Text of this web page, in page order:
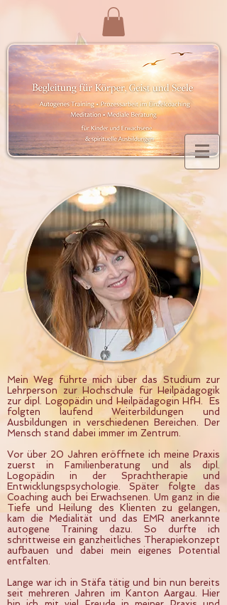
Mein Weg führte mich über das Studium zur
Lehrperson zur Hochschule für Heilpädagogik
zur dipl. Logopädin und Heilpädagogin HfH. Es
folgten laufend Weiterbildungen und
Ausbildungen in verschiedenen Bereichen. Der
Mensch stand dabei immer im Zentrum.
Vor über 20 Jahren eröffnete ich meine Praxis
zuerst in Familienberatung und als dipl.
Logopädin in der Sprachtherapie und
Entwicklungspsychologie. Später folgte das
Coaching auch bei Erwachsenen. Um ganz in die
Tiefe und Heilung des Klienten zu gelangen,
kam die Medialität und das EMR anerkannte
autogene Training dazu. So durfte ich
schrittweise ein ganzheitliches Therapiekonzept
aufbauen und dabei mein eigenes Potential
entfalten.
Lange war ich in Stäfa tätig und bin nun bereits
seit mehreren Jahren im Kanton Aargau. Hier